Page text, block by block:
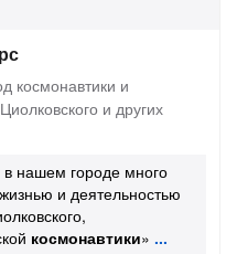
космонавтики и
и других
в нашем городе много
и деятельностью
космонавтики»